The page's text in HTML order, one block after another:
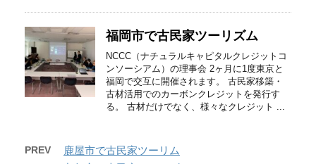
福岡市で古民家ツーリズム
NCCC（ナチュラルキャピタルクレジットコ
ンソーシアム）の理事会 2ヶ月に1度東京と
福岡で交互に開催されます。 古民家移築・
古材活用でのカーボンクレジットを発行す
る。 古材だけでなく、様々なクレジット ...
PREV 鹿屋市で古民家ツーリム